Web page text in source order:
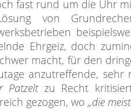
fast rund um die Uhr
von
Ehrgeiz, doch
macht, für den
anzutreffende, sehr
Patzeltzu Recht
gezogen, wo „die